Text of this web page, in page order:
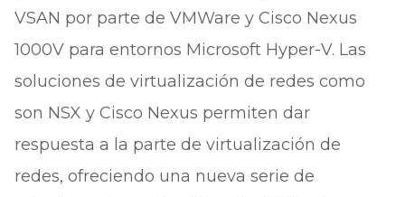
VSAN por parte de VMWare y Cisco Nexus
1000V para entornos Microsoft Hyper-V. Las
soluciones de virtualización de redes como
son NSX y Cisco Nexus permiten dar
respuesta a la parte de virtualización de
redes, ofreciendo una nueva serie de